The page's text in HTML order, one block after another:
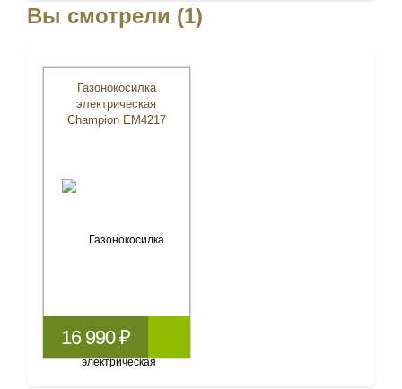
Вы смотрели (1)
Газонокосилка
электрическая
Champion EM4217
16 990 ₽